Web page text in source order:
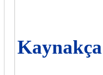
Kaynakça